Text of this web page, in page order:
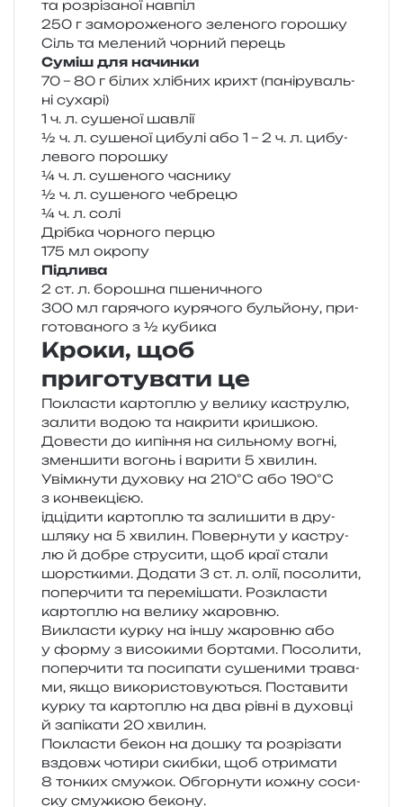
та роз­рі­за­ної навпіл
250 г замо­ро­же­но­го зеле­но­го горошку
Сіль та меле­ний чор­ний перець
Суміш для начинки
70 – 80 г білих хлі­бних крихт (пані­ру­валь­
ні сухарі)
1 ч. л. суше­ної шавлії
½ ч. л. суше­ної цибу­лі або 1 – 2 ч. л. цибу­
ле­во­го порошку
¼ ч. л. суше­но­го часнику
½ ч. л. суше­но­го чебрецю
¼ ч. л. солі
Дрібка чор­но­го перцю
175 мл окропу
Підлива
2 ст. л. боро­шна пшеничного
300 мл гаря­чо­го куря­чо­го буль­йо­ну, при­
го­то­ва­но­го з ½ кубика
Кроки, щоб
приготувати це
Покласти кар­то­плю у вели­ку кастру­лю,
зали­ти водою та накри­ти кри­шкою.
Довести до кипі­н­ня на силь­но­му вогні,
змен­ши­ти вогонь і вари­ти 5 хви­лин.
Увімкнути духов­ку на 210°C або 190°C
з конвекцією.
ідці­ди­ти кар­то­плю та зали­ши­ти в дру­
шля­ку на 5 хви­лин. Повернути у кастру­
лю й добре стру­си­ти, щоб краї стали
шорс­тки­ми. Додати 3 ст. л. олії, посо­ли­ти,
попер­чи­ти та пере­мі­ша­ти. Розкласти
кар­то­плю на вели­ку жаровню.
Викласти курку на іншу жаров­ню або
у форму з висо­ки­ми бор­та­ми. Посолити,
попер­чи­ти та поси­па­ти суше­ни­ми тра­ва­
ми, якщо вико­ри­сто­ву­ю­ться. Поставити
курку та кар­то­плю на два рівні в духов­ці
й запі­ка­ти 20 хвилин.
Покласти бекон на дошку та роз­рі­за­ти
вздовж чоти­ри скиб­ки, щоб отри­ма­ти
8 тон­ких сму­жок. Обгорнути кожну соси­
ску смуж­кою бекону.